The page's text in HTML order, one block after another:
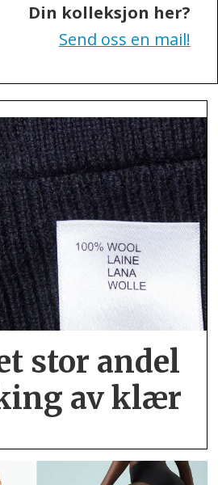
Din kolleksjon her?
Send oss en mail!
stor andel
av klær